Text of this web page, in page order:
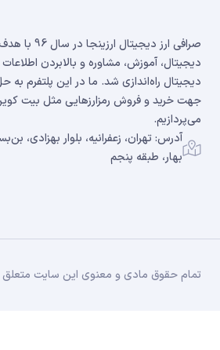
صرافی ارز
دیجیتال، آموزش، مشاوره و بالابردن اطلاعات
دیجیتال راه‌اندازی شد. ما در این پلتفرم به
جهت خرید و فروش رمزارزهایی مثل بیت
می‌پردازیم.
بهار، طبقه پنجم
تمام حقوق مادی و معنوی این سایت متعلق